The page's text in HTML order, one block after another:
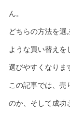
ん。
どちらの方法を選
ような買い替えを
選びやすくなりま
この記事では、売
のか、そして成功